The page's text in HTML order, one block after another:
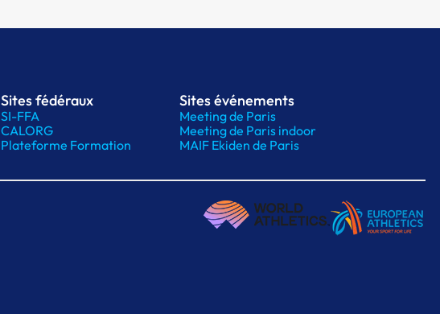
Sites fédéraux
SI-FFA
CALORG
Plateforme Formation
Sites événements
Meeting de Paris
Meeting de Paris indoor
MAIF Ekiden de Paris